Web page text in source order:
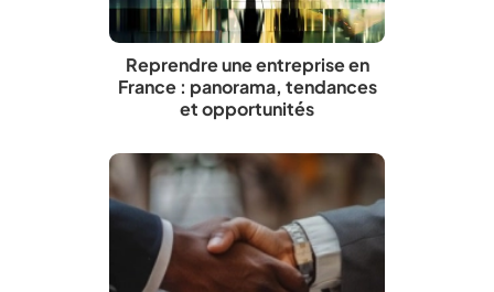
Reprendre une entreprise en
France : panorama, tendances
et opportunités